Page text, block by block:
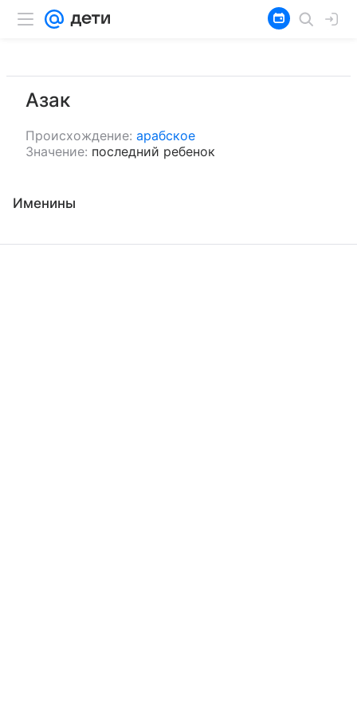
Азак
Происхождение: арабское
Значение: последний ребенок
Именины